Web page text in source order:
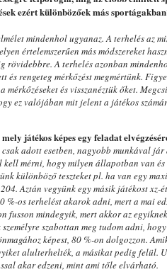
ezért különbözőek más
mindenhol ugyanaz. A terhelés az
értelemszerűen más módszereket
rövidebbre. A terhelés azonban
és rengeteg mérkőzést megmértünk.
mérkőzéseket és visszanéztük őket.
ez valójában mit jelent a játékos
játékos képes egy feladat
adott esetben, nagyobb munkával
kell mérni, hogy milyen állapotban van
különböző teszteket pl. ha van egy
Aztán vegyünk egy másik játékost xz-
%-os terhelést akarok adni, mert a mai
fusson mindegyik, mert akkor az
szabottan meg tudom adni,
képest, 80 %-on dolgozzon.
alulterhelték, a másikat pedig felül.
akar edzeni, mint ami tőle elvárható.